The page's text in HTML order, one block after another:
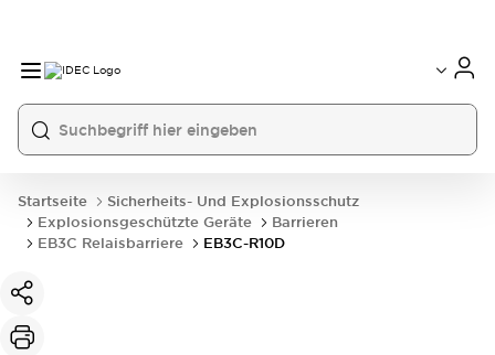
Startseite
Sicherheits- Und Explosionsschutz
Explosionsgeschützte Geräte
Barrieren
EB3C Relaisbarriere
EB3C-R10D